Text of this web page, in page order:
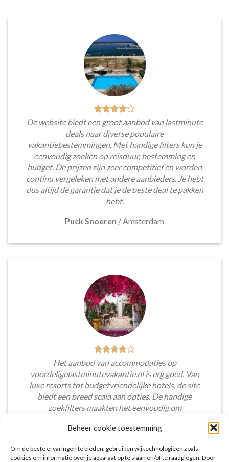
Beheer cookie toestemming
Om de beste ervaringen te bieden, gebruiken wij technologieën zoals
cookies om informatie over je apparaat op te slaan en/of te raadplegen. Door
De website biedt een groot aanbod van lastminute
deals naar diverse populaire
vakantiebestemmingen. Met handige filters kun je
eenvoudig zoeken op reisduur, bestemming en
budget. De prijzen zijn zeer competitief en worden
continu vergeleken met andere aanbieders. Je hebt
dus altijd de garantie dat je de beste deal te pakken
hebt.
Puck Snoeren /Amsterdam
Het aanbod van accommodaties op
voordeligelastminutevakantie.nl is erg goed. Van
luxe resorts tot budgetvriendelijke hotels, de site
biedt een breed scala aan opties. De handige
zoekfilters maakten het eenvoudig om
voorkeuren en budget.
Tim Beukers/Tilburg